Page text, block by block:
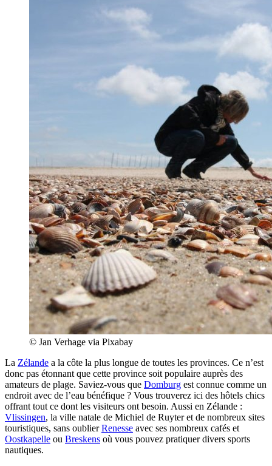
© Jan Verhage via Pixabay
La Zélande a la côte la plus longue de toutes les provinces. Ce n’est
donc pas étonnant que cette province soit populaire auprès des
amateurs de plage. Saviez-vous que Domburg est connue comme un
endroit avec de l’eau bénéfique ? Vous trouverez ici des hôtels chics
offrant tout ce dont les visiteurs ont besoin. Aussi en Zélande :
Vlissingen, la ville natale de Michiel de Ruyter et de nombreux sites
touristiques, sans oublierRenesse avec ses nombreux cafés et
Oostkapelle ou Breskens où vous pouvez pratiquer divers sports
nautiques.